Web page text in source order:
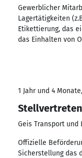
Gewerblicher
Lagertätigkeiten
Etikettierung, das
das Einhalten von
1 Jahr und 4
Geis Transport und
Offizielle
Sicherstellung das